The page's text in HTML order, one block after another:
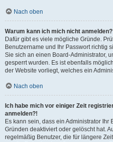
Nach oben
Warum kann ich mich nicht anmelden?
Dafür gibt es viele mögliche Gründe.
Benutzername und Ihr Passwort richtig
Sie sich an einen Board-Administrator,
gesperrt wurden. Es ist ebenfalls
der Website vorliegt, welches ein
Nach oben
Ich habe mich vor einiger Zeit
anmelden?!
Es kann sein, dass ein Administrator Ihr
Gründen deaktiviert oder gelöscht hat.
regelmäßig Benutzer, die für längere